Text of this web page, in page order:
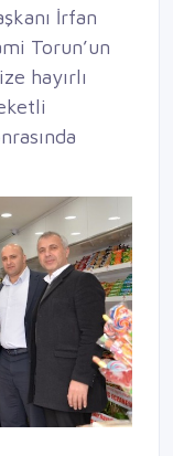
İrfan
Torun’un
hayırlı